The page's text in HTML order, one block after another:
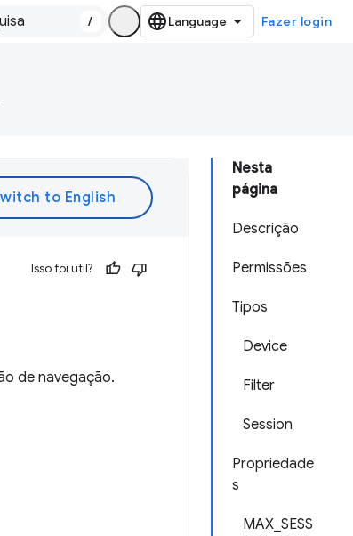
/ Fazer login
Nesta
página
Descrição
Permissões
Tipos
Device
Filter
Session
Propriedade
s
MAX_SESS
Isso foi útil?
de navegação.